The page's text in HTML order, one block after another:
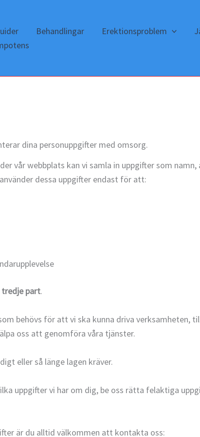
Behandlingar Erektionsproblem
dina personuppgifter med omsorg.
vår webbplats kan vi samla in uppgifter som
dessa uppgifter endast för att:
tredje part.
behövs för att vi ska kunna driva verksamheten,
oss att genomföra våra tjänster.
eller så länge lagen kräver.
uppgifter vi har om dig, be oss rätta felaktiga
är du alltid välkommen att kontakta oss: